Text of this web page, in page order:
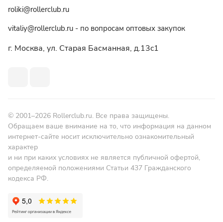
roliki@rollerclub.ru
vitaliy@rollerclub.ru - по вопросам оптовых закупок
г. Москва, ул. Старая Басманная, д.13c1
© 2001–2026 Rollerclub.ru. Все права защищены.
Обращаем ваше внимание на то, что информация на данном
интернет-сайте носит исключительно ознакомительный
характер
и ни при каких условиях не является публичной офертой,
определяемой положениями Статьи 437 Гражданского
кодекса РФ.